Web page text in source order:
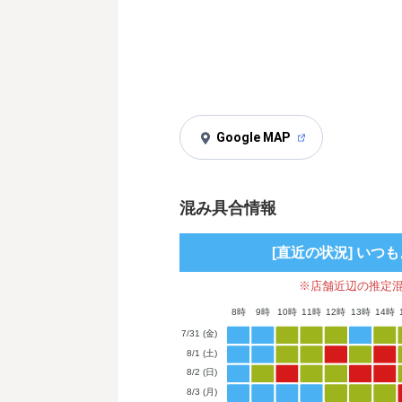
Google MAP
混み具合情報